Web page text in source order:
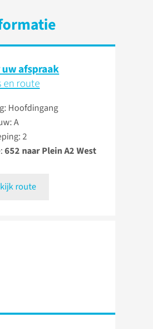
uw afspraak
en route
Hoofdingang
A
2
652 naar Plein A2 West
route